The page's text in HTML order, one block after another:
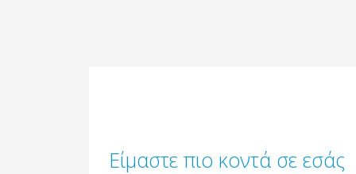
Είμαστε πιο κοντά σε εσάς